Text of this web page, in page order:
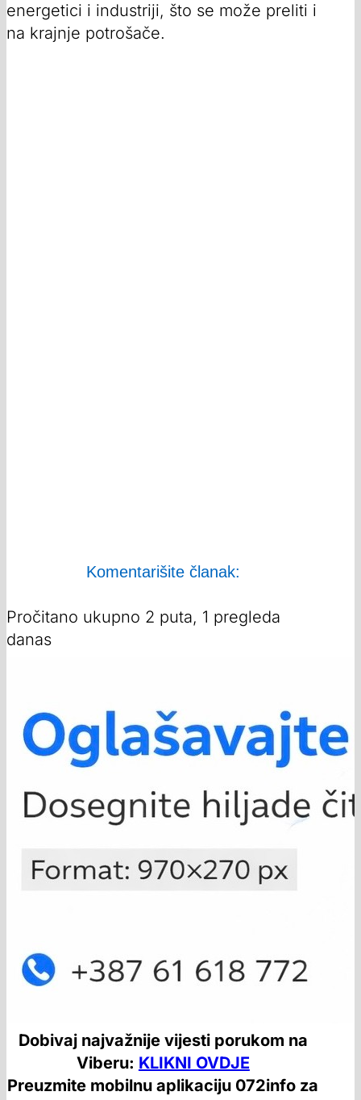
energetici i industriji, što se može preliti i
na krajnje potrošače.
Komentarišite članak:
Pročitano ukupno 2 puta, 1 pregleda
danas
Dobivaj najvažnije vijesti porukom na
Viberu: KLIKNI OVDJE
Preuzmite mobilnu aplikaciju 072info za